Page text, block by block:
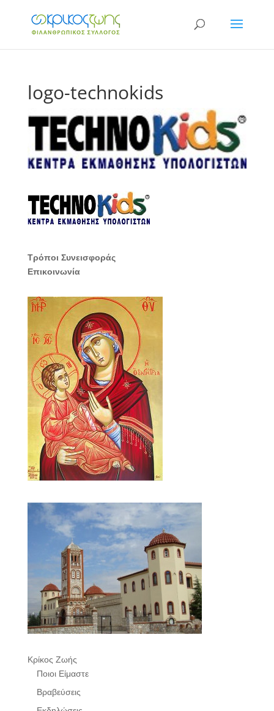
logo-technokids
Τρόποι Συνεισφοράς
Επικοινωνία
Κρίκος Ζωής
Ποιοι Είμαστε
Βραβεύσεις